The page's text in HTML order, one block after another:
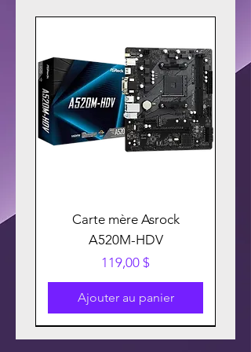
Carte mère Asrock
A520M-HDV
Prix
119,00 $
Ajouter au panier